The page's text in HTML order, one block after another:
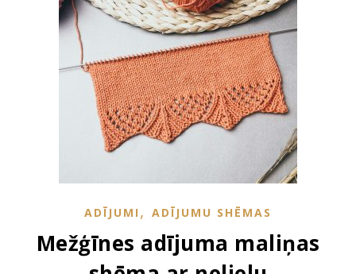
ADĪJUMI , ADĪJUMU SHĒMAS
Mežģīnes adījuma maliņas